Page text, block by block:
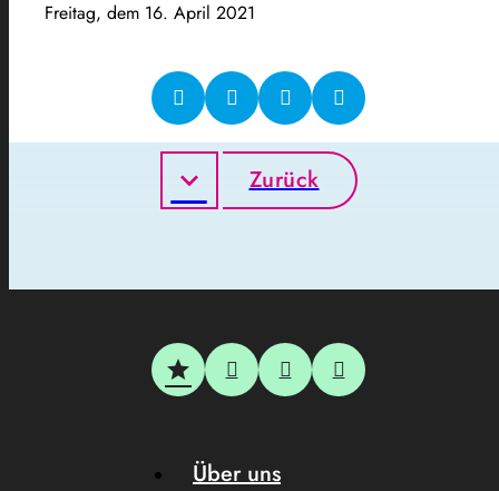
Freitag, dem 16. April 2021
Zurück
Über uns